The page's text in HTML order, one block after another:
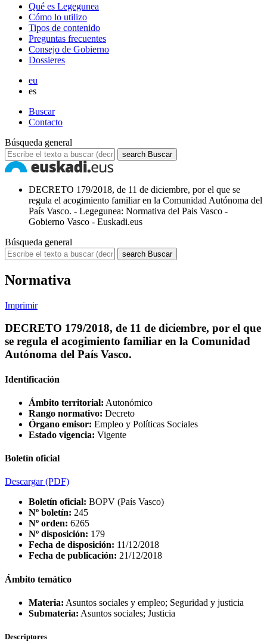
Qué es Legegunea
Cómo lo utilizo
Tipos de contenido
Preguntas frecuentes
Consejo de Gobierno
Dossieres
eu
es
Buscar
Contacto
Búsqueda general
search Buscar
DECRETO 179/2018, de 11 de diciembre, por el que se
regula el acogimiento familiar en la Comunidad Autónoma del
País Vasco. - Legegunea: Normativa del Pais Vasco -
Gobierno Vasco - Euskadi.eus
Búsqueda general
search Buscar
Normativa
Imprimir
DECRETO 179/2018, de 11 de diciembre, por el que
se regula el acogimiento familiar en la Comunidad
Autónoma del País Vasco.
Identificación
Ámbito territorial: Autonómico
Rango normativo: Decreto
Órgano emisor: Empleo y Políticas Sociales
Estado vigencia: Vigente
Boletín oficial
Descargar(PDF)
Boletín oficial: BOPV (País Vasco)
Nº boletín: 245
Nº orden: 6265
Nº disposición: 179
Fecha de disposición: 11/12/2018
Fecha de publicación: 21/12/2018
Ámbito temático
Materia: Asuntos sociales y empleo; Seguridad y justicia
Submateria: Asuntos sociales; Justicia
Descriptores